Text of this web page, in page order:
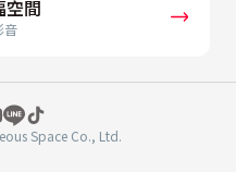
空間
音
Space Co., Ltd.